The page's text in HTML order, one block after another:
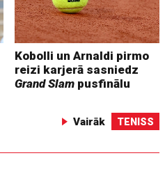
Kobolli un Arnaldi pirmo
reizi karjerā sasniedz
Grand Slam pusfinālu
Vairāk TENISS